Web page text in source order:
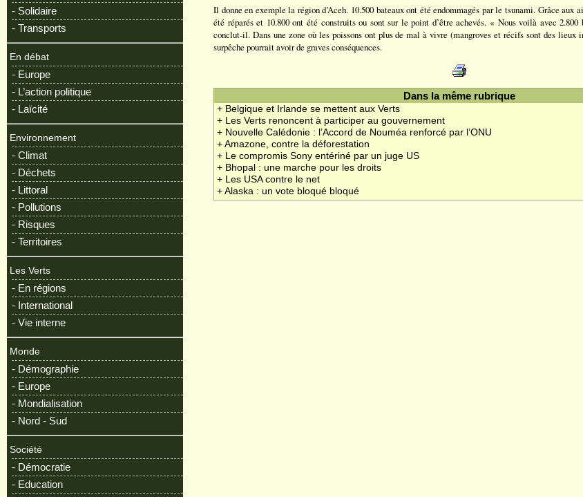
- Solidaire
- Transports
En débat
- Europe
- L’action politique
- Laïcité
Environnement
- Climat
- Déchets
- Littoral
- Pollutions
- Risques
- Territoires
Les Verts
- En régions
- International
- Vie interne
Monde
- Démographie
- Europe
- Mondialisation
- Nord - Sud
Société
- Démocratie
- Education
Il donne en exemple la région d’Aceh. 10.500 bateaux ont été endommagés par le tsunami. Grâce aux
été réparés et 10.800 ont été construits ou sont sur le point d’être achevés. « Nous voilà avec
conclut-il. Dans une zone où les poissons ont plus de mal à vivre (mangroves et récifs sont des lieux
surpêche pourrait avoir de graves conséquences.
Dans la même rubrique
+ Belgique et Irlande se mettent aux Verts
+ Les Verts renoncent à participer au gouvernement
+ Nouvelle Calédonie : l’Accord de Nouméa renforcé par l’ONU
+ Amazone, contre la déforestation
+ Le compromis Sony entériné par un juge US
+ Bhopal : une marche pour les droits
+ Les USA contre le net
+ Alaska : un vote bloqué bloqué